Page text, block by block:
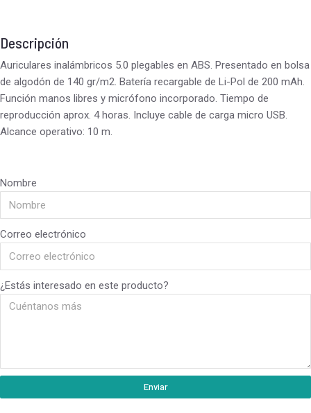
Descripción
Auriculares inalámbricos 5.0 plegables en ABS. Presentado en bolsa
de algodón de 140 gr/m2. Batería recargable de Li-Pol de 200 mAh.
Función manos libres y micrófono incorporado. Tiempo de
reproducción aprox. 4 horas. Incluye cable de carga micro USB.
Alcance operativo: 10 m.
Nombre
Correo electrónico
¿Estás interesado en este producto?
Enviar